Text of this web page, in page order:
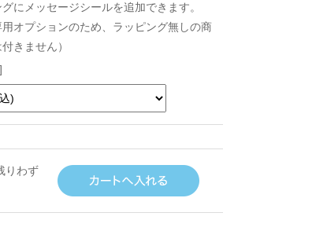
にメッセージシールを追加できます。
用オプションのため、ラッピング無しの商
きません）
]
りわず